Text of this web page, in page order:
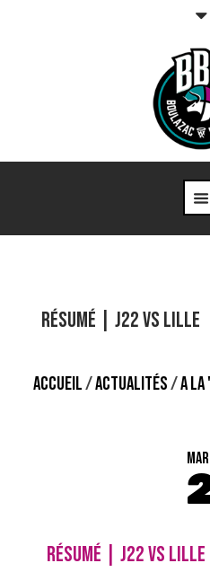
Résumé | J22 vs Lille
ACCUEIL/ACTUALITÉS/A
RÉSUMÉ | J22 VS LILLE